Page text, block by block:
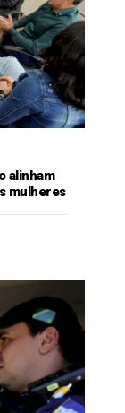
alinham
mulheres